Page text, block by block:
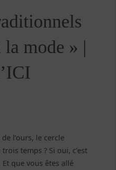
mode » |
l’ours, le cercle
temps ? Si oui, c’est
que vous êtes allé